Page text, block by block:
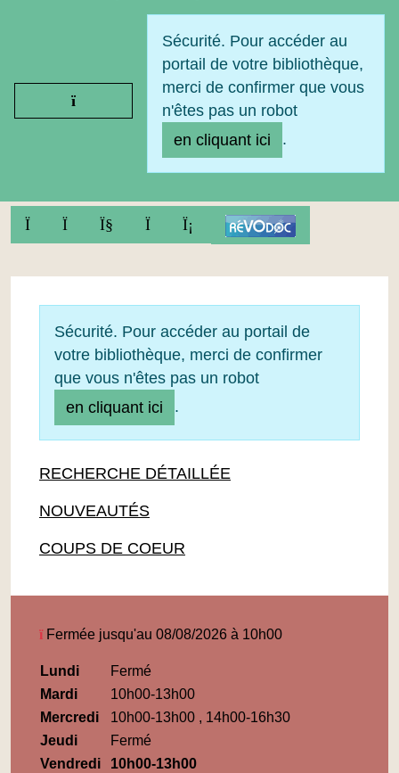
Ouvrir le menu
Sécurité. Pour accéder au
portail de votre bibliothèque,
merci de confirmer que vous
n'êtes pas un robot
en cliquant ici
.
FACEBOOK
TWITTERYOUTUBEINSTAGRAM
LINKEDIN
Sécurité. Pour accéder au portail de
votre bibliothèque, merci de confirmer
que vous n'êtes pas un robot
en cliquant ici
.
RECHERCHE DÉTAILLÉE
NOUVEAUTÉS
COUPS DE COEUR
Fermée jusqu'au 08/08/2026 à 10h00
Horaires
Médiathèque
Maupassant
Lundi
Fermé
Mardi
10h00-13h00
Mercredi
10h00-13h00 , 14h00-16h30
Jeudi
Fermé
Vendredi
10h00-13h00